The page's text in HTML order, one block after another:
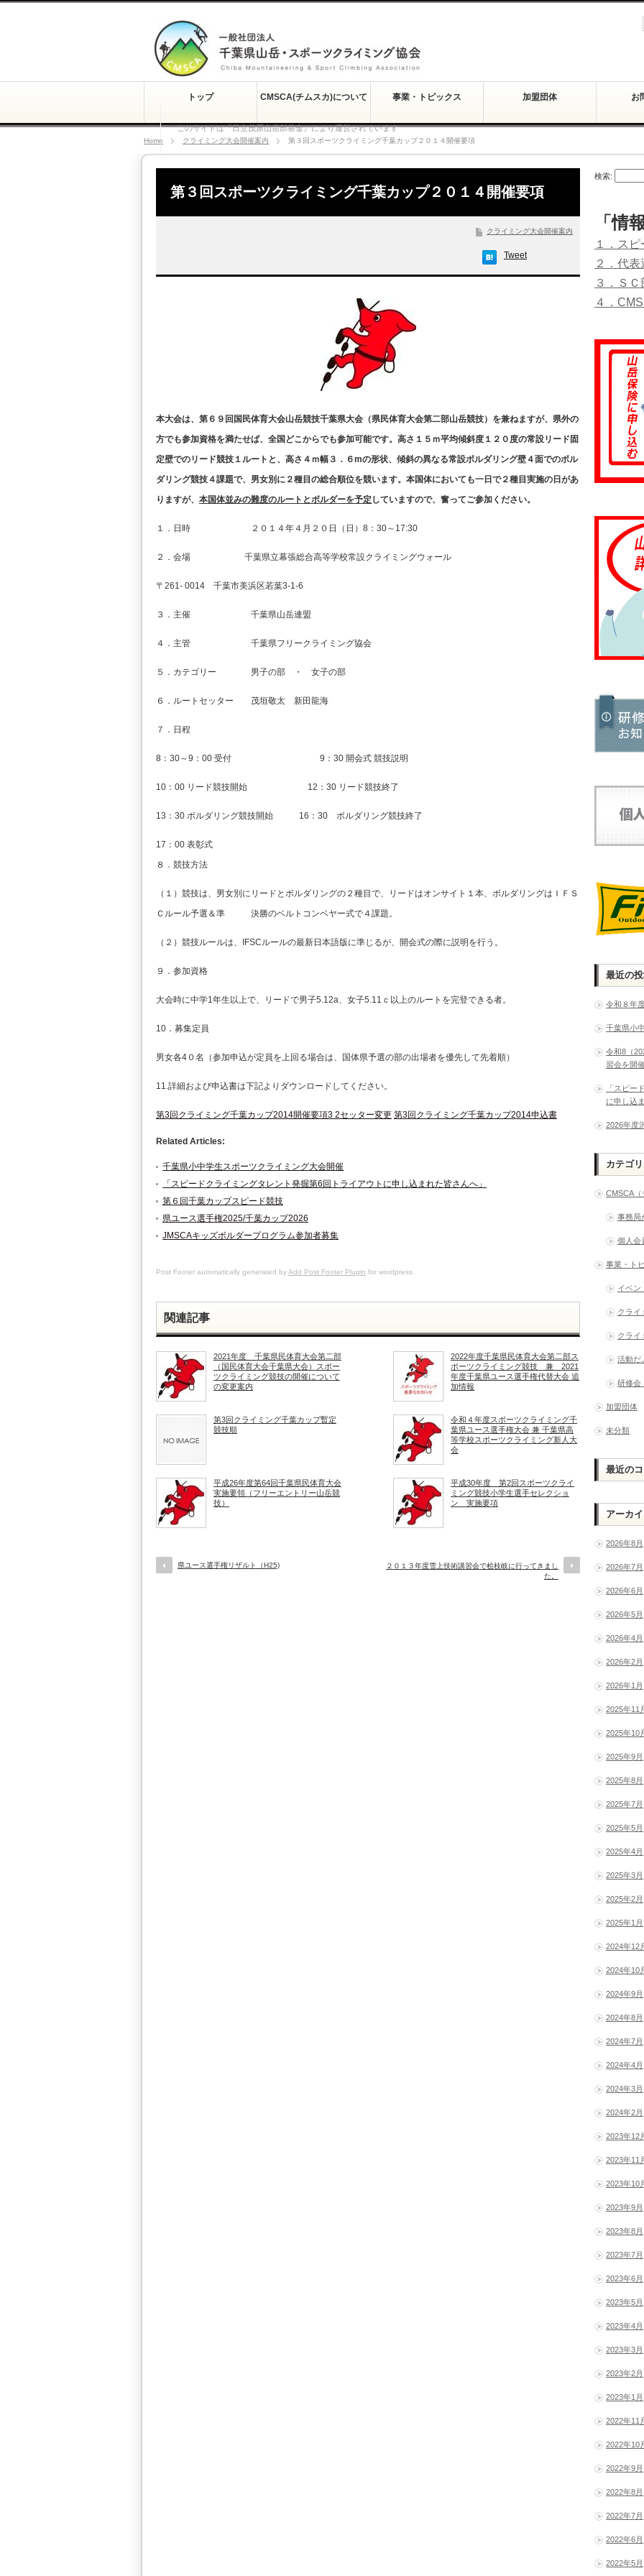
このサイトは『日立茂原山岳部基金』により運営されています
トップ CMSCA(チムスカ)について 事業・トピックス 加盟団体 お
Home クライミング大会開催案内 第３回スポーツクライミング千葉カップ２０１４開催要項
第３回スポーツクライミング千葉カップ２０１４開催要項
クライミング大会開催案内
Tweet
本大会は、第６９回国民体育大会山岳競技千葉県大会（県民体育大会第二部山岳競技）を兼ねますが、県外の
方でも参加資格を満たせば、全国どこからでも参加可能です。高さ１５ｍ平均傾斜度１２０度の常設リード固
定壁でのリード競技１ルートと、高さ４ｍ幅３．６mの形状、傾斜の異なる常設ボルダリング壁４面でのボル
ダリング競技４課題で、男女別に２種目の総合順位を競います。本国体においても一日で２種目実施の日があ
りますが、 本国体並みの難度のルートとボルダーを予定していますので、奮ってご参加ください。
１．日時 ２０１４年４月２０日（日）8：30～17:30
２．会場 千葉県立幕張総合高等学校常設クライミングウォール
〒261- 0014 千葉市美浜区若葉3-1-6
３．主催 千葉県山岳連盟
４．主管 千葉県フリークライミング協会
５．カテゴリー 男子の部 ・ 女子の部
６．ルートセッター 茂垣敬太 新田龍海
７．日程
8：30～9：00 受付 9：30 開会式 競技説明
10：00 リード競技開始 12：30 リード競技終了
13：30 ボルダリング競技開始 16：30 ボルダリング競技終了
17：00 表彰式
８．競技方法
（１）競技は、男女別にリードとボルダリングの２種目で、リードはオンサイト１本、ボルダリングはＩＦＳ
Ｃルール予選＆準 決勝のベルトコンベヤー式で４課題。
（２）競技ルールは、IFSCルールの最新日本語版に準じるが、開会式の際に説明を行う。
９．参加資格
大会時に中学1年生以上で、リードで男子5.12a、女子5.11ｃ以上のルートを完登できる者。
10．募集定員
男女各4０名（参加申込が定員を上回る場合は、国体県予選の部の出場者を優先して先着順）
11.詳細および申込書は下記よりダウンロードしてください。
第3回クライミング千葉カップ2014開催要項3 2セッター変更 第3回クライミング千葉カップ2014申込書
Related Articles:
千葉県小中学生スポーツクライミング大会開催
「スピードクライミングタレント発掘第6回トライアウトに申し込まれた皆さんへ」
第６回千葉カップスピード競技
県ユース選手権2025/千葉カップ2026
JMSCAキッズボルダープログラム参加者募集
Post Footer automatically generated byAdd Post Footer Plugin for wordpress.
関連記事
2021年度 千葉県民体育大会第二部
（国民体育大会千葉県大会）スポー
ツクライミング競技の開催について
の変更案内
2022年度千葉県民体育大会第二部ス
ポーツクライミング競技 兼 2021
年度千葉県ユース選手権代替大会 追
加情報
第3回クライミング千葉カップ暫定
競技順
令和４年度スポーツクライミング千
葉県ユース選手権大会 兼 千葉県高
等学校スポーツクライミング新人大
会
平成26年度第64回千葉県民体育大会
実施要領（フリーエントリー山岳競
技）
平成30年度 第2回スポーツクライ
ミング競技小学生選手セレクショ
ン 実施要項
県ユース選手権リザルト（H25)
２０１３年度雪上技術講習会で桧枝岐に行ってきまし
た。
検索:
「情
１．ス
２．代
３．Ｓ
４．
最近の
令和８年
千葉県小
令和8（
習会を開
「スピー
に申し込
2026年度
カテゴ
CMSCA
事務局
個人会
事業・ト
イベン
クライ
クライ
活動だ
研修会
加盟団体
未分類
最近の
アーカ
2026年8月
2026年7月
2026年6月
2026年5月
2026年4月
2026年2月
2026年1月
2025年11
2025年10
2025年9月
2025年8月
2025年7月
2025年5月
2025年4月
2025年3月
2025年2月
2025年1月
2024年12
2024年10
2024年9月
2024年8月
2024年7月
2024年4月
2024年3月
2024年2月
2023年12
2023年11
2023年10
2023年9月
2023年8月
2023年7月
2023年6月
2023年5月
2023年4月
2023年3月
2023年2月
2023年1月
2022年11
2022年10
2022年9月
2022年8月
2022年7月
2022年6月
2022年5月